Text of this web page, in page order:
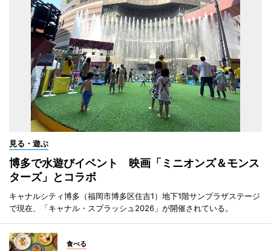
見る・遊ぶ
博多で水遊びイベント 映画「ミニオンズ＆モンス
ターズ」とコラボ
キャナルシティ博多（福岡市博多区住吉1）地下1階サンプラザステージ
で現在、「キャナル・スプラッシュ2026」が開催されている。
食べる